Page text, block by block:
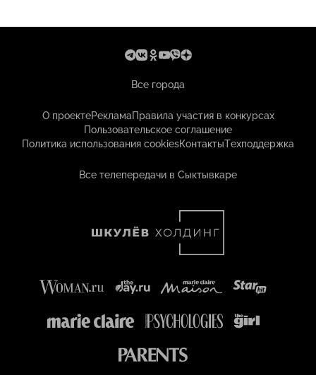
Все города
О проектеРекламаПравила участия в конкурсах
Пользовательское соглашение
Политика использования cookiesКонтактыТехподдержка
Все телепередачи в Сыктывкаре